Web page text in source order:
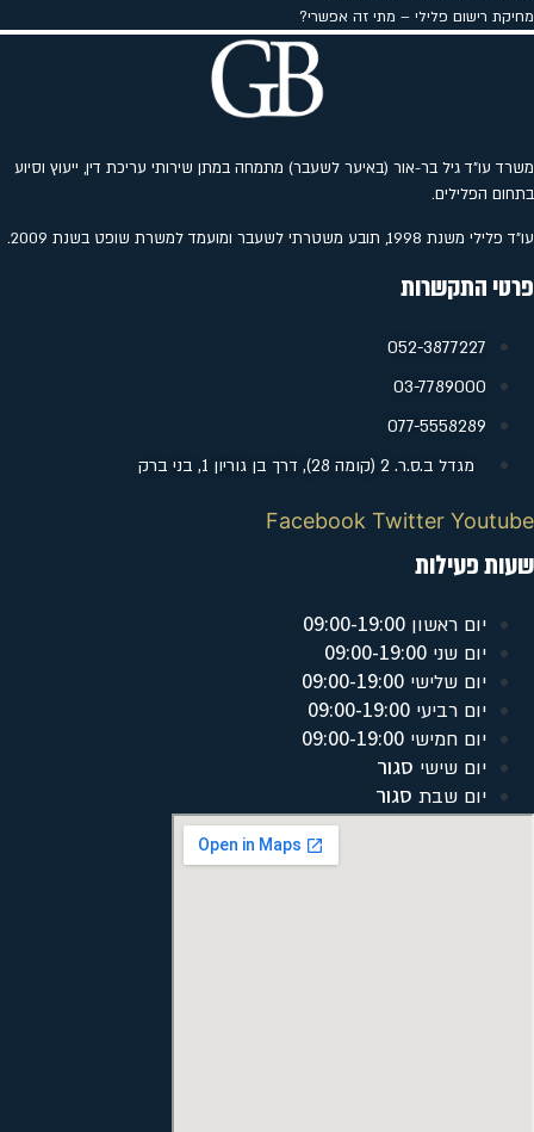
מחיקת רישום פלילי – מתי זה אפשרי?
משרד עו"ד גיל בר-אור (באיער לשעבר) מתמחה במתן שירותי עריכת דין, ייעוץ וסיוע
בתחום הפלילים.
עו"ד פלילי משנת 1998, תובע משטרתי לשעבר ומועמד למשרת שופט בשנת 2009.
פרטי התקשרות
052-3877227
‭03-7789000
077-5558289
מגדל ב.ס.ר. 2 (קומה 28), דרך בן גוריון 1, בני ברק
Facebook Twitter Youtube
שעות פעילות
יום ראשון 09:00-19:00
יום שני 09:00-19:00
יום שלישי 09:00-19:00
יום רביעי 09:00-19:00
יום חמישי 09:00-19:00
יום שישי סגור
יום שבת סגור